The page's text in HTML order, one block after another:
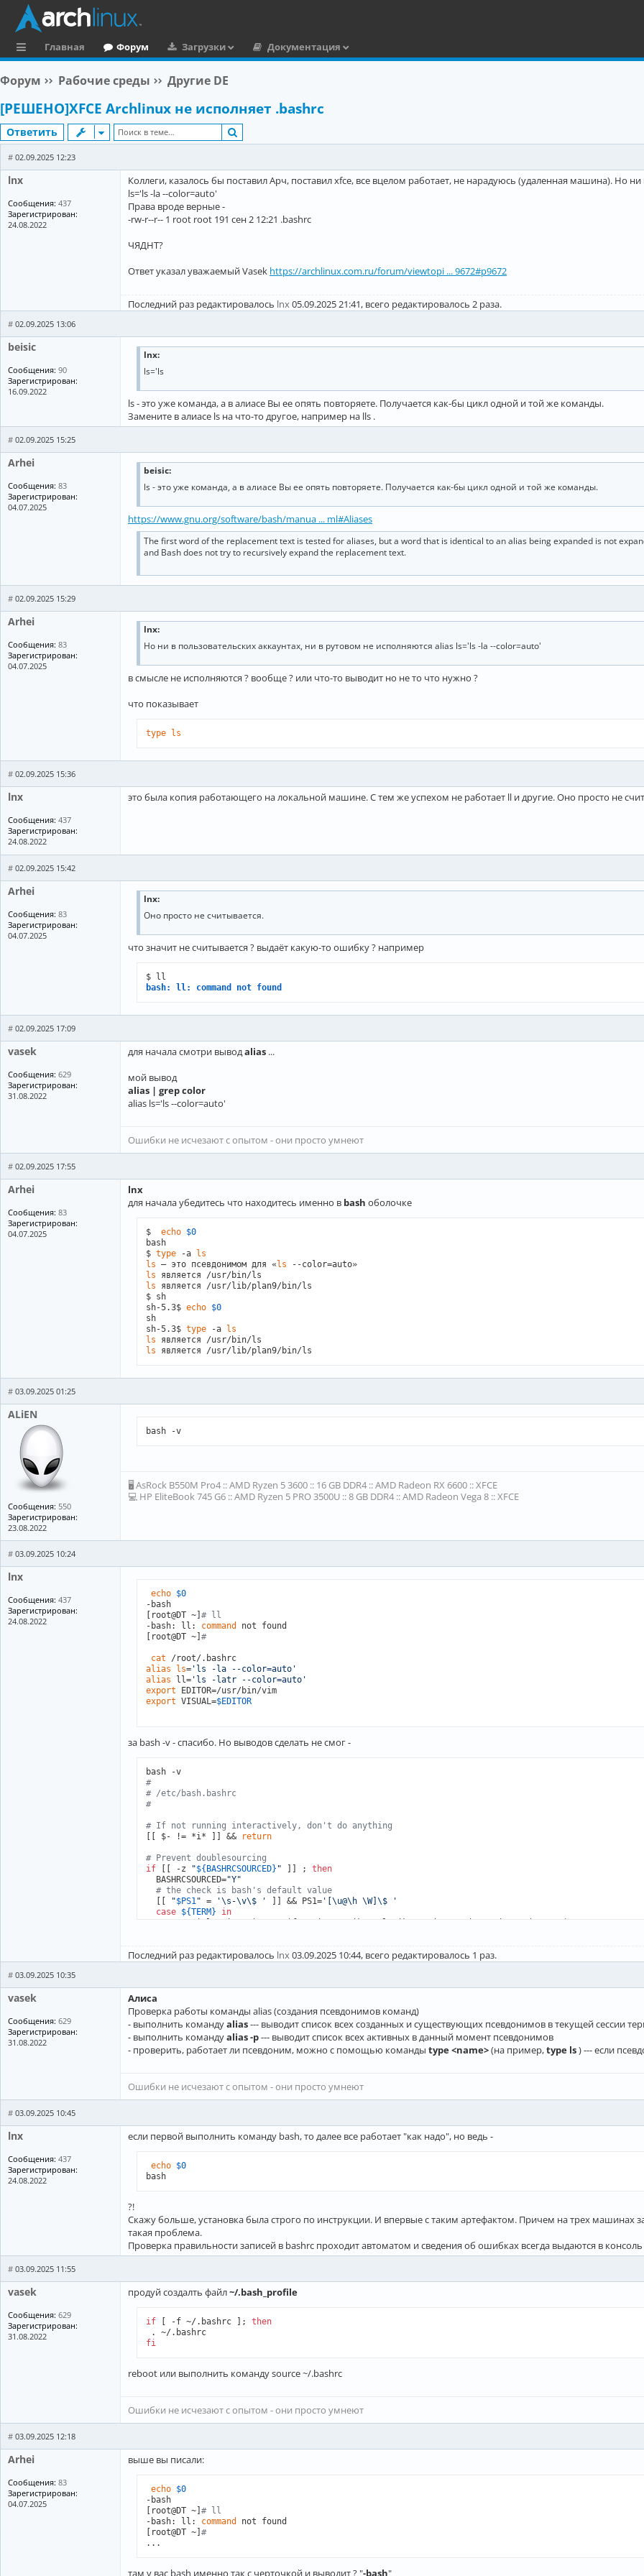
ы
л
к
и
Главная Форум Загрузки
Документация
Форум Рабочие среды Другие DE
[РЕШЕНО]XFCE Archlinux не исполняет .bashrc
Ответить
lnx
Сообщения: 437
Зарегистрирован:
24.08.2022
# 02.09.2025 12:23
Коллеги, казалось бы поставил Арч, поставил xfce, все вцелом работает, не нарадуюсь (удаленная машина). Но
ls='ls -la --color=auto'
Права вроде верные -
-rw-r--r-- 1 root root 191 сен 2 12:21 .bashrc
ЧЯДНТ?
Ответ указал уважаемый Vasek https://archlinux.com.ru/forum/viewtopi ... 9672#p9672
Последний раз редактировалось lnx05.09.2025 21:41, всего редактировалось 2 раза.
beisic
Сообщения: 90
Зарегистрирован:
16.09.2022
# 02.09.2025 13:06
lnx:
ls='ls
ls - это уже команда, а в алиасе Вы ее опять повторяете. Получается как-бы цикл одной и той же команды.
Замените в алиасе ls на что-то другое, например на lls .
Arhei
Сообщения: 83
Зарегистрирован:
04.07.2025
# 02.09.2025 15:25
beisic:
ls - это уже команда, а в алиасе Вы ее опять повторяете. Получается как-бы цикл одной и той же команды.
https://www.gnu.org/software/bash/manua ... ml#Aliases
The first word of the replacement text is tested for aliases, but a word that is identical to an alias being expanded is not
and Bash does not try to recursively expand the replacement text.
Arhei
Сообщения: 83
Зарегистрирован:
04.07.2025
# 02.09.2025 15:29
lnx:
Но ни в пользовательских аккаунтах, ни в рутовом не исполняются alias ls='ls -la --color=auto'
в смысле не исполняются ? вообще ? или что-то выводит но не то что нужно ?
что показывает
type ls
lnx
Сообщения: 437
Зарегистрирован:
24.08.2022
# 02.09.2025 15:36
это была копия работающего на локальной машине. С тем же успехом не работает ll и другие. Оно просто не
Arhei
Сообщения: 83
Зарегистрирован:
04.07.2025
# 02.09.2025 15:42
lnx:
Оно просто не считывается.
что значит не считывается ? выдаёт какую-то ошибку ? например
bash: ll: command not found
vasek
Сообщения: 629
Зарегистрирован:
31.08.2022
# 02.09.2025 17:09
для начала смотри выводalias ...
мой вывод
alias | grep color
alias ls='ls --color=auto'
Ошибки не исчезают с опытом - они просто умнеют
Arhei
Сообщения: 83
Зарегистрирован:
04.07.2025
# 02.09.2025 17:55
lnx
для начала убедитесь что находитесь именно в bash оболочке
$ echo $0
bash
$ type -a ls
ls — это псевдонимом для «ls
ls
ls является /usr/lib/plan9/bin/ls
$ sh
sh-5.3$ echo $0
sh
sh-5.3$ type -a ls
ls
ls является /usr/lib/plan9/bin/ls
ALiEN
Сообщения: 550
Зарегистрирован:
23.08.2022
# 03.09.2025 01:25
bash -v
🖥 AsRock B550M Pro4 :: AMD Ryzen 5 3600 :: 16 GB DDR4 :: AMD Radeon RX 6600 :: XFCE
💻 HP EliteBook 745 G6 :: AMD Ryzen 5 PRO 3500U :: 8 GB DDR4 :: AMD Radeon Vega 8 :: XFCE
lnx
Сообщения: 437
Зарегистрирован:
24.08.2022
# 03.09.2025 10:24
echo $0
-bash
[root@DT ~] # ll
-bash: ll: command
not found
[root@DT ~] #
cat
alias
ls= 'ls -la --color=auto'
alias ll= 'ls -latr --color=auto'
export
export VISUAL=$EDITOR
за bash -v - спасибо. Но выводов сделать не смог -
#
# /etc/bash.bashrc
#
# If not running interactively, don't do anything
[[ $- != *i* ]] &&
return
# Prevent doublesourcing
if [[ -z "${BASHRCSOURCED} " ]] ; then
  BASHRCSOURCED=
"Y"
# the check is bash's default value
  [[
"$PS1 " = '\s-\v\$ ' ]] && PS1= '[\u@\h \W]\$ '
case ${TERM}
in
    Eterm*|alacritty*|aterm*|foot*|gnome*|konsole*|kterm*|putty*|rxvt*|tmux*|xterm*)
    screen*)
      PROMPT_COMMAND+=(
'printf "\033_%s@%s:%s\033\\" "${USER}" "${HOSTNAME%%.*}" "${PWD/#$HOME/
esac
fi
[[ -r /usr/share/bash-completion/bash_completion ]];
fi
alias ls ='ls -la --color=auto'
export VISUAL=$EDITOR
Последний раз редактировалось lnx03.09.2025 10:44, всего редактировалось 1 раз.
vasek
Сообщения: 629
Зарегистрирован:
31.08.2022
# 03.09.2025 10:35
Алиса
Проверка работы команды alias (создания псевдонимов команд)
- выполнить командуalias--- выводит список всех созданных и существующих псевдонимов в текущей сессии
- выполнить командуalias -p--- выводит список всех активных в данный момент псевдонимов
- проверить, работает ли псевдоним, можно с помощью команды type <name>(на пример,type ls) --- если
Ошибки не исчезают с опытом - они просто умнеют
lnx
Сообщения: 437
Зарегистрирован:
24.08.2022
# 03.09.2025 10:45
если первой выполнить команду bash, то далее все работает "как надо", но ведь -
echo $0
?!
Скажу больше, установка была строго по инструкции. И впервые с таким артефактом. Причем на трех машинах
такая проблема.
Проверка правильности записей в bashrc проходит автоматом и сведения об ошибках всегда выдаются в
vasek
Сообщения: 629
Зарегистрирован:
31.08.2022
# 03.09.2025 11:55
продуй создалть файл~/.bash_profile
if [ -f ~/.bashrc ]; then
fi
reboot или выполнить команду source ~/.bashrc
Ошибки не исчезают с опытом - они просто умнеют
Arhei
Сообщения: 83
Зарегистрирован:
04.07.2025
# 03.09.2025 12:18
выше вы писали:
echo $0
-bash
[root@DT ~] # ll
-bash: ll: command
not found
[root@DT ~] #
...
там у вас bash именно так с черточкой и выводит ? "-bash"